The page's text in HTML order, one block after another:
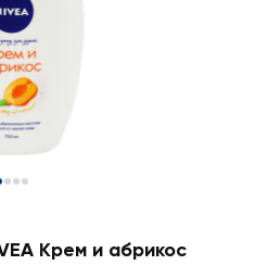
Крем и абрикос